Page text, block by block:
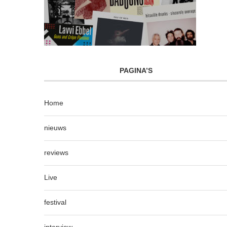
PAGINA’S
Home
nieuws
reviews
Live
festival